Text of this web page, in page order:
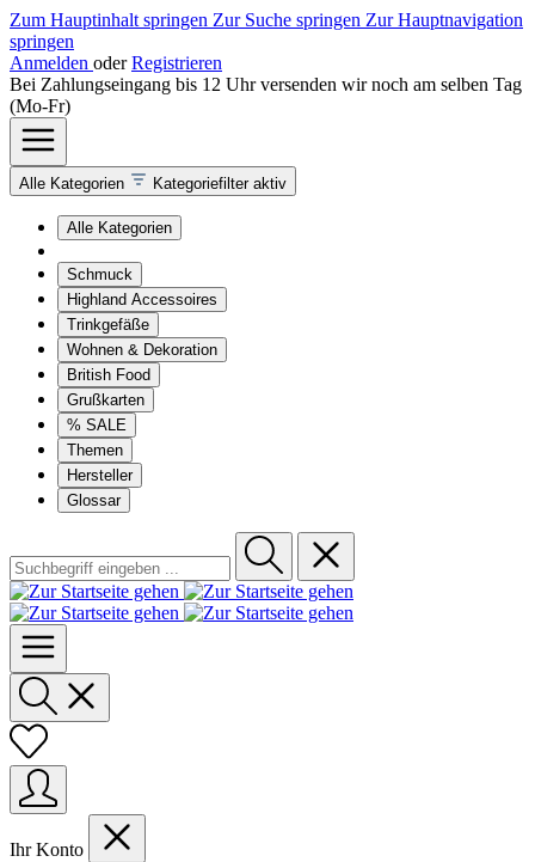
Zum Hauptinhalt springen Zur Suche springen Zur Hauptnavigation
springen
Anmelden oder Registrieren
Bei Zahlungseingang bis 12 Uhr versenden wir noch am selben Tag
(Mo-Fr)
Alle Kategorien Kategoriefilter aktiv
Alle Kategorien
Schmuck
Highland Accessoires
Trinkgefäße
Wohnen & Dekoration
British Food
Grußkarten
% SALE
Themen
Hersteller
Glossar
Ihr Konto